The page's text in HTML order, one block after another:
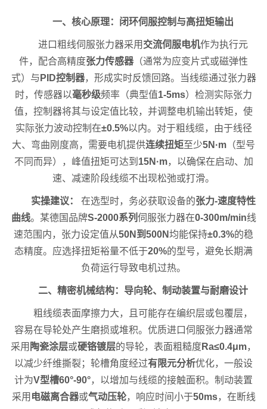
一、核心原理：闭环伺服控制与高扭矩输出
进口粗线伺服张力器采用 交流伺服电机作为执行元
件，配合高精度张力传感器（通常为应变片式或磁弹性
式）与 PID控制器，形成实时反馈回路。当线缆通过张力器
时，传感器以毫秒级频率（典型值1-5ms）检测实际张力
值，控制器将其与设定值比较，并调整电机输出转矩，使
实际张力波动控制在±0.5%以内。对于粗线缆，由于线径
大、弯曲刚度高，需要电机提供连续扭矩至少5N·m （型号
不同而异），峰值扭矩可达到 15N·m，以确保在启动、加
速、减速阶段线缆不出现松弛或打滑。
实操建议： 在选型时，务必获取设备的张力-速度特性
曲线。某德国品牌S-2000系列 伺服张力器在0-300m/min线
速范围内，张力设定值从50N到500N均能保持±0.3%的稳
态精度。应选择扭矩裕量不低于20%的型号，避免长期满
负荷运行导致电机过热。
二、精密机械结构：导向轮、制动装置与耐磨设计
粗线缆表面摩擦力大，且可能存在编织层或包覆层，
容易在导轮处产生磨损或堆积。优质进口伺服张力器通常
采用 陶瓷涂层或硬铬镀层的导轮，表面粗糙度Ra≤0.4μm，
以减少纤维撕裂；轮槽角度经过有限元分析优化，一般设
计为V型槽60°-90°，以增加与线缆的接触面积。制动装置
采用 电磁离合器或气动压轮，响应时间小于50ms，在断线